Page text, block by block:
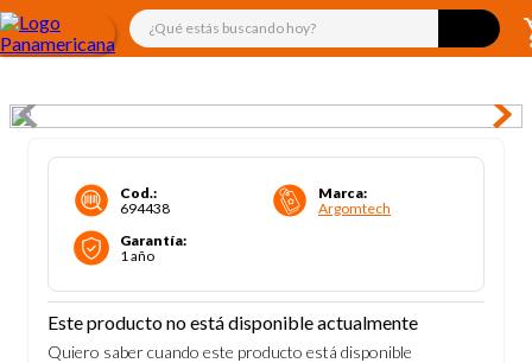
¿Qué estás buscando hoy?
Cod.:
694438
Marca:
Argomtech
Garantía:
1 año
Este producto no está disponible actualmente
Quiero saber cuando este producto está disponible